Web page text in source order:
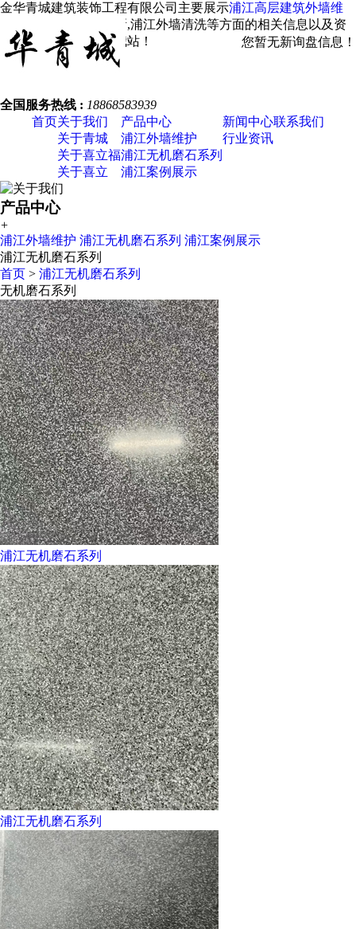
金华青城建筑装饰工程有限公司主要展示浦江高层建筑外墙维
，浦江外墙涂料翻新,浦江外墙清洗等方面的相关信息以及资
讯发布，欢迎您关注我站！
您暂无新询盘信息！
全国服务热线 : 18868583939
首页关于我们
关于青城
关于喜立福
关于喜立
产品中心
浦江外墙维护
浦江无机磨石系列
浦江案例展示
新闻中心
行业资讯
联系我们
产品中心
+
浦江外墙维护 浦江无机磨石系列 浦江案例展示
浦江无机磨石系列
首页 > 浦江无机磨石系列
无机磨石系列
浦江无机磨石系列
浦江无机磨石系列